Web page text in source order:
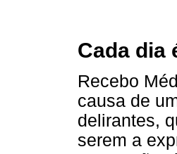
Cada dia
Recebo
causa de
delirantes,
serem a